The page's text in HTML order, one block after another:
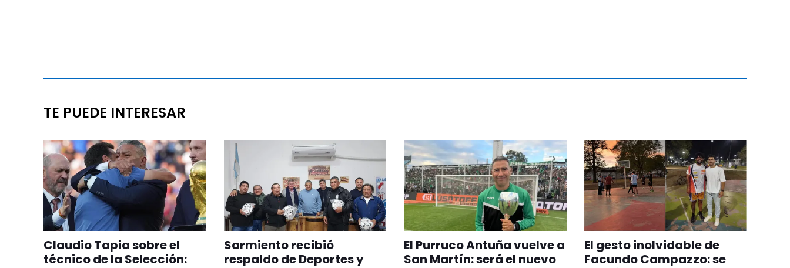
TE PUEDE INTERESAR
Claudio Tapia sobre el
técnico de la Selección:
Sarmiento recibió
respaldo de Deportes y
El Purruco Antuña vuelve a
San Martín: será el nuevo
El gesto inolvidable de
Facundo Campazzo: se